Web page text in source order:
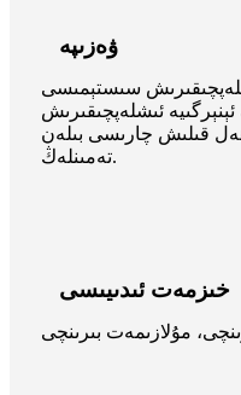
ۋەزىپە
سىستېمىسى
ئىشلەپچىقىرىش
قىلىش چارىسى بىلەن
تەمىنلەڭ.
خىزمەت ئىدىيىسى